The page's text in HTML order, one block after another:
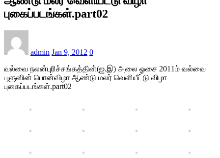
புகைப்படங்கள்.part02
admin Jan 9, 2012 0
வல்வை நலன்புரிச்சங்கத்தின்(ஐ.இ) அலை ஓசை 2011ம் வல்வை
புளுஸின் பொன்விழா ஆண்டு மலர் வெளியீட்டு விழா
புகைப்படங்கள்.part02